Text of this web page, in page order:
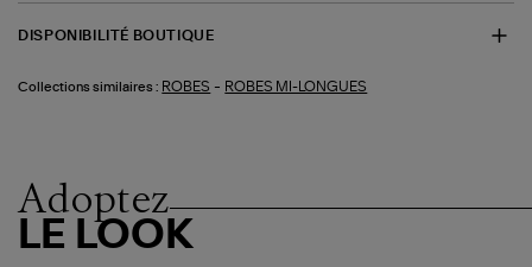
DISPONIBILITÉ BOUTIQUE
Collections similaires : ROBES - ROBES MI-LONGUES
Adoptez
LE LOOK